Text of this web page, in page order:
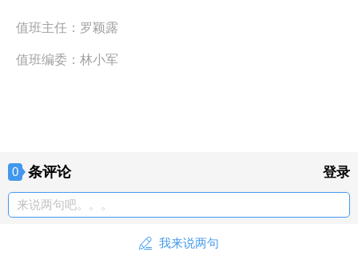
值班主任： 罗颖露
值班编委： 林小军
0 条评论 登录
来说两句吧。。。
我来说两句